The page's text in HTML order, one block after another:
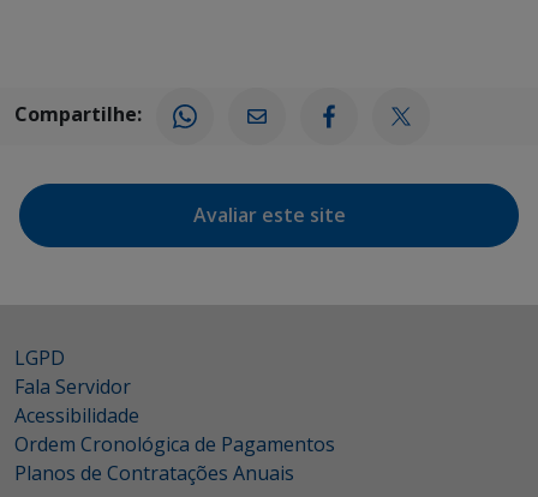
Compartilhe:
Avaliar este site
LGPD
Fala Servidor
Acessibilidade
Ordem Cronológica de Pagamentos
Planos de Contratações Anuais